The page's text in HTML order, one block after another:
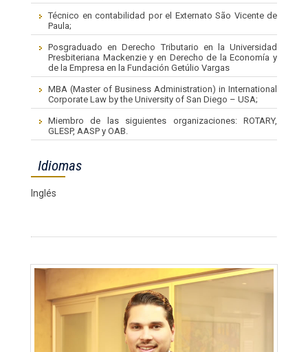
Técnico en contabilidad por el Externato São Vicente de
Paula;
Posgraduado en Derecho Tributario en la Universidad
Presbiteriana Mackenzie y en Derecho de la Economía y
de la Empresa en la Fundación Getúlio Vargas
MBA (Master of Business Administration) in International
Corporate Law by the University of San Diego – USA;
Miembro de las siguientes organizaciones: ROTARY,
GLESP, AASP y OAB.
Idiomas
Inglés